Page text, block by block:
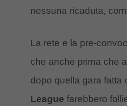
nessuna ricaduta,
La rete e la pre-
che anche prima che
dopo quella gara fatta
League farebbero